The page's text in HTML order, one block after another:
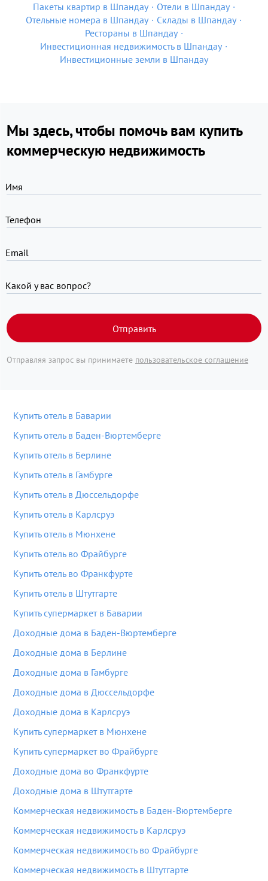
Пакеты квартир в Шпандау
Отели в Шпандау
Отельные номера в Шпандау
Склады в Шпандау
Рестораны в Шпандау
Инвестиционная недвижимость в Шпандау
Инвестиционные земли в Шпандау
Мы здесь, чтобы помочь вам купить
коммерческую недвижимость
Имя
Телефон
Email
Какой у вас вопрос?
Отправить
Отправляя запрос вы принимаете пользовательское соглашение
Купить отель в Баварии
Купить отель в Баден-Вюртемберге
Купить отель в Берлине
Купить отель в Гамбурге
Купить отель в Дюссельдорфе
Купить отель в Карлсруэ
Купить отель в Мюнхене
Купить отель во Фрайбурге
Купить отель во Франкфурте
Купить отель в Штутгарте
Купить супермаркет в Баварии
Доходные дома в Баден-Вюртемберге
Доходные дома в Берлине
Доходные дома в Гамбурге
Доходные дома в Дюссельдорфе
Доходные дома в Карлсруэ
Купить супермаркет в Мюнхене
Купить супермаркет во Фрайбурге
Доходные дома во Франкфурте
Доходные дома в Штутгарте
Коммерческая недвижимость в Баден-Вюртемберге
Коммерческая недвижимость в Карлсруэ
Коммерческая недвижимость во Фрайбурге
Коммерческая недвижимость в Штутгарте